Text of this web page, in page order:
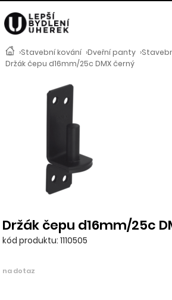
›Stavební kování ›Dveřní panty ›
Držák čepu d16mm/25c DMX černý
Držák čepu d16mm/25c
kód produktu: 1110505
na dotaz